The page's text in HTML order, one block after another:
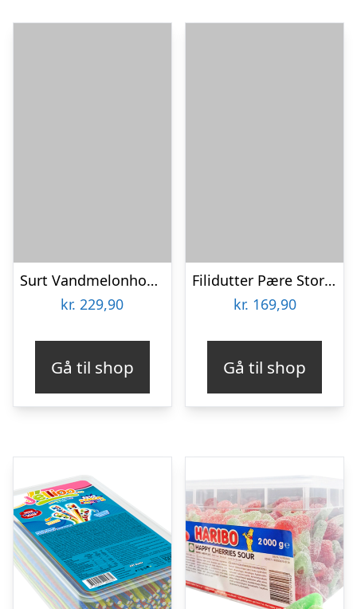
Surt Vandmelonhoved Økonomipakke – 2 kg
kr. 229,90
Gå til shop
Filidutter Pære Storpak – 20 x 65 g
kr. 169,90
Gå til shop